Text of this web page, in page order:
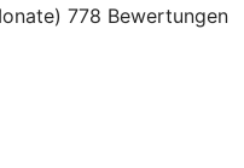
778 Bewertungen